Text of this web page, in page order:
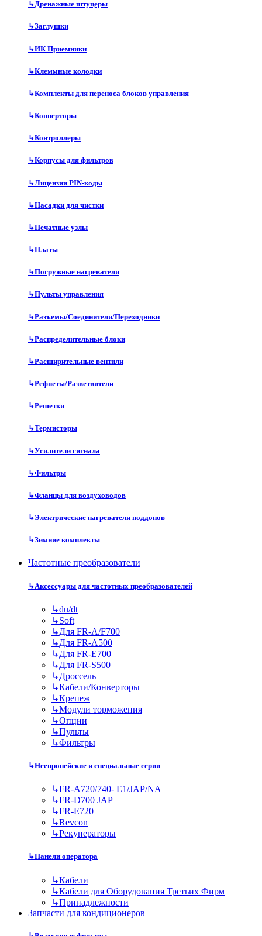
↳Дренажные штуцеры
↳Заглушки
↳ИК Приемники
↳Клеммные колодки
↳Комплекты для переноса блоков управления
↳Конверторы
↳Контроллеры
↳Корпусы для фильтров
↳Лицензии PIN-коды
↳Насадки для чистки
↳Печатные узлы
↳Платы
↳Погружные нагреватели
↳Пульты управления
↳Разъемы/Соединители/Переходники
↳Распределительные блоки
↳Расширительные вентили
↳Рефнеты/Разветвители
↳Решетки
↳Термисторы
↳Усилители сигнала
↳Фильтры
↳Фланцы для воздуховодов
↳Электрические нагреватели поддонов
↳Зимние комплекты
Частотные преобразователи
↳Аксессуары для частотных преобразователей
↳du/dt
↳Soft
↳Для FR-A/F700
↳Для FR-A500
↳Для FR-E700
↳Для FR-S500
↳Дроссель
↳Кабели/Конверторы
↳Крепеж
↳Модули торможения
↳Опции
↳Пульты
↳Фильтры
↳Неевропейские и специальные серии
↳FR-A720/740- E1/JAP/NA
↳FR-D700 JAP
↳FR-E720
↳Revcon
↳Рекуператоры
↳Панели оператора
↳Кабели
↳Кабели для Оборудования Третьих Фирм
↳Принадлежности
Запчасти для кондиционеров